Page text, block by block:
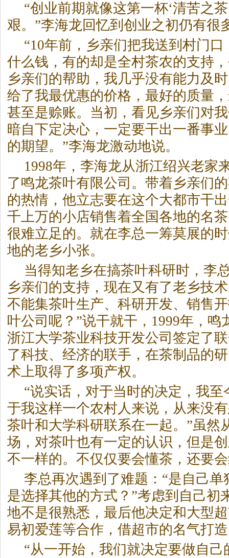
“创业前期就像这第一杯‘清苦之茶
艰。”李海龙回忆到创业之初仍有很
“10年前，乡亲们把我送到村门
什么钱，有的却是全村茶农的支持
乡亲们的帮助，我几乎没有能力及
给了我最优惠的价格，最好的质量
甚至是赊账。当初，看见乡亲们对
暗自下定决心，一定要干出一番事
的期望。”李海龙激动地说。
1998年，李海龙从浙江绍兴老家
了鸣龙茶叶有限公司。带着乡亲们
的热情，他立志要在这个大都市干
千上万的小店销售着全国各地的名茶
很难立足的。就在李总一筹莫展的
地的老乡小张。
当得知老乡在搞茶叶科研时，李
乡亲们的支持，现在又有了老乡技
不能集茶叶生产、科研开发、销售
叶公司呢？”说干就干，1999年，鸣
浙江大学茶业科技开发公司签定了
了科技、经济的联手，在茶制品的
术上取得了多项产权。
“说实话，对于当时的决定，我
于我这样一个农村人来说，从来没
茶叶和大学科研联系在一起。”虽然
场，对茶叶也有一定的认识，但是
不一样的。不仅仅要会懂茶 ，还要
李总再次遇到了难题：“是自己单
是选择其他的方式？”考虑到自己初
地不是很熟悉，最后他决定和大型
易初爱莲等合作，借超市的名气打
“从一开始，我们就决定要做自